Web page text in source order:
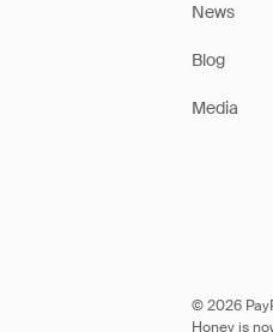
News
Blog
Media
© 2026
Honey is